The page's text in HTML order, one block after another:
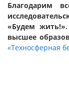
Благодарим
«Будем
высшее
«Техносферная